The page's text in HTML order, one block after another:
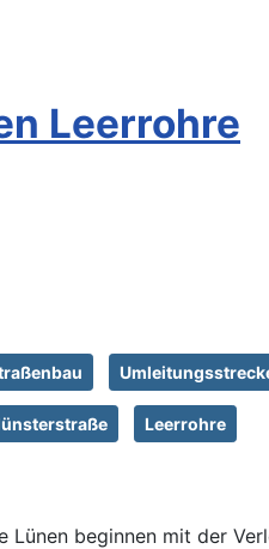
Leerrohre
Leerrohre
Lünen beginnen mit der